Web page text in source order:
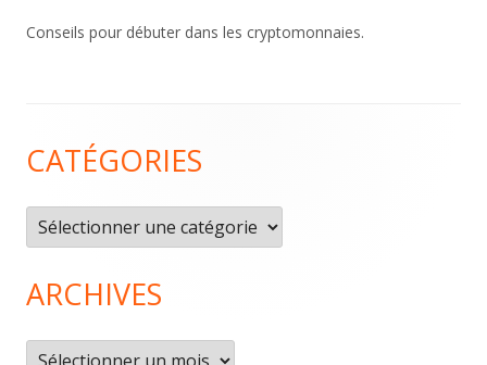
Conseils pour débuter dans les cryptomonnaies.
du
pied
de
page
CATÉGORIES
Catégories
ARCHIVES
Archives